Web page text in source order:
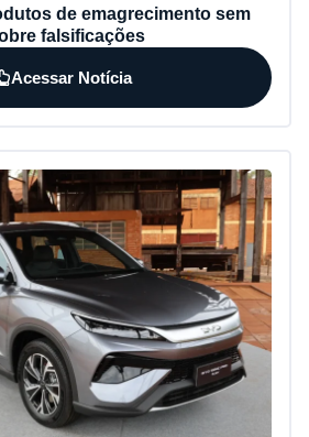
de emagrecimento sem
falsificações
Acessar Notícia